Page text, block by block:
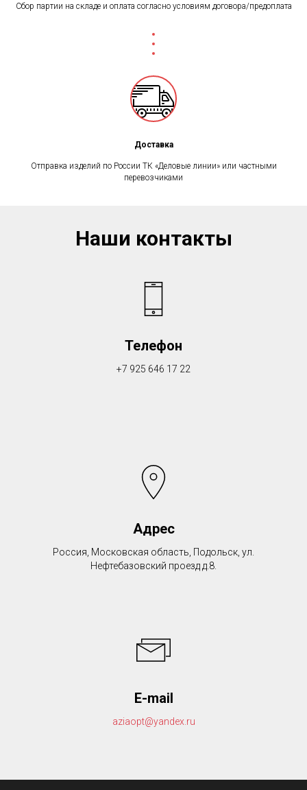
Сбор партии на складе и оплата согласно условиям договора/предоплата
Доставка
Отправка изделий по России ТК «Деловые линии» или частными
перевозчиками
Наши контакты
Телефон
+7 925 646 17 22
Адрес
Россия, Московская область, Подольск, ул.
Нефтебазовский проезд д.8.
E-mail
aziaopt@yandex.ru